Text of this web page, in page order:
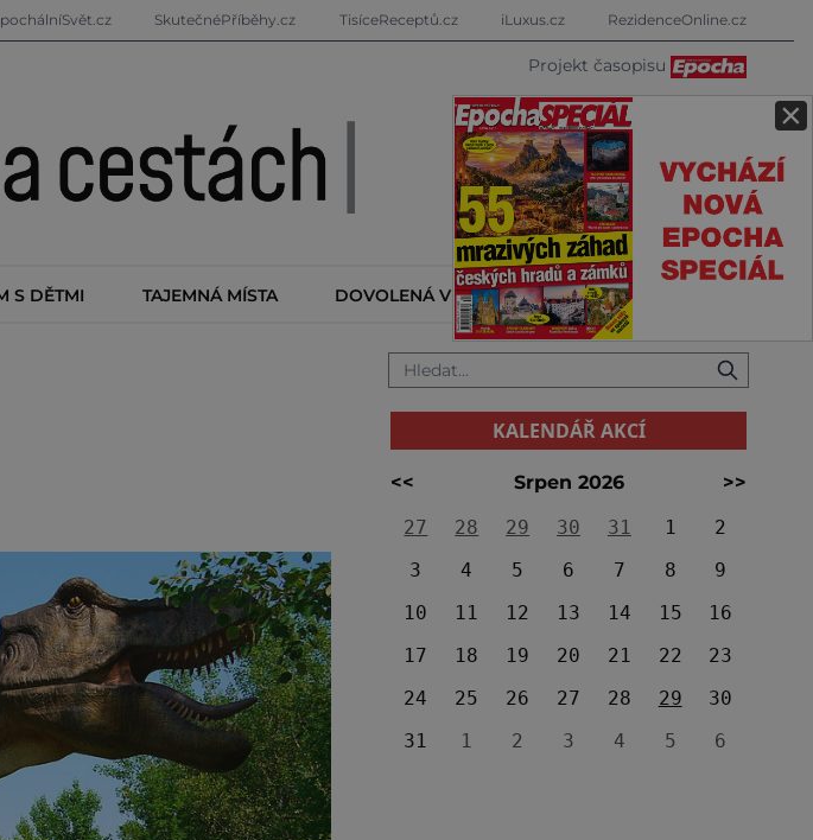
×
SkutečnéPříběhy.cz TisíceReceptů.cz iLuxus.cz RezidenceOnline.cz
Projekt časopisu
S DĚTMI TAJEMNÁ MÍSTA DOVOLENÁ V ZAHRANIČÍ KALENDÁŘ AKCÍ
KALENDÁŘ AKCÍ
<< Srpen 2026
>>
27
28 29 30 31 1
2
3
4 5 6 7 8
9
10
11 12 13 14 15
16
17
18 19 20 21 22
23
24
25 26 27 28 29
30
31
1 2 3 4 5 6